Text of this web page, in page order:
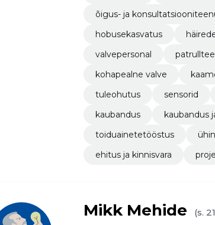
õigus- ja
hobusekasvatus
valvepersonal
kohapealne valve
tuleohutus
sensorid
kaubandus
kaubandus
toiduainetetööstus
ehitus ja kinnisvara
Mikk Mehide
(s.